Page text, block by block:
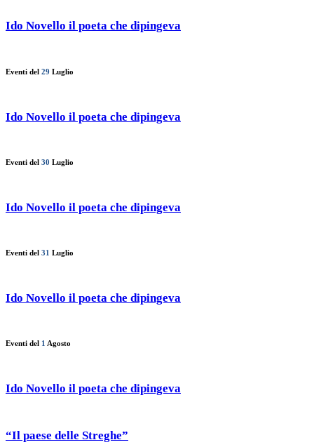
Ido Novello il poeta che dipingeva
Eventi del 29 Luglio
Ido Novello il poeta che dipingeva
Eventi del 30 Luglio
Ido Novello il poeta che dipingeva
Eventi del 31 Luglio
Ido Novello il poeta che dipingeva
Eventi del 1 Agosto
Ido Novello il poeta che dipingeva
“Il paese delle Streghe”